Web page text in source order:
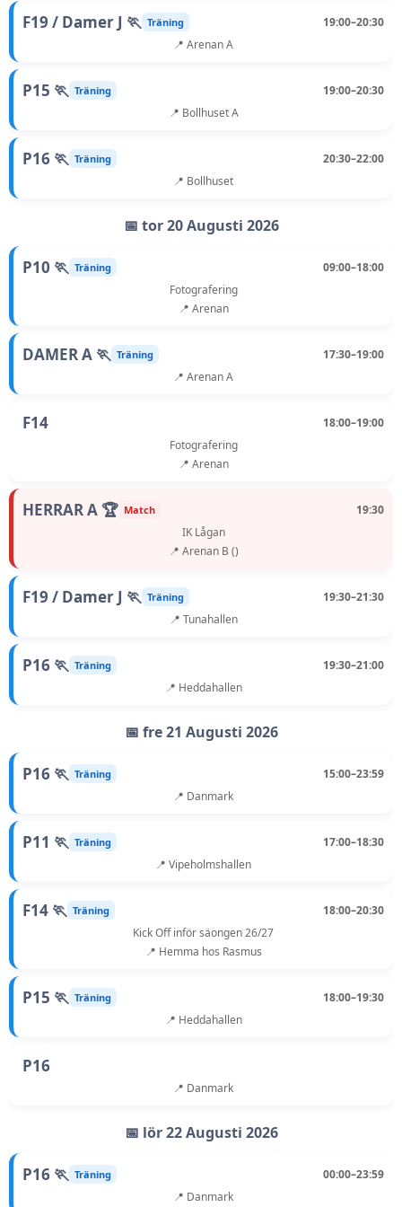
F19 / Damer J 🏃 Träning
19:00–20:30
📍 Arenan A
P15 🏃 Träning
19:00–20:30
📍 Bollhuset A
P16 🏃 Träning
20:30–22:00
📍 Bollhuset
📅 tor 20 Augusti 2026
P10 🏃 Träning
09:00–18:00
Fotografering
📍 Arenan
DAMER A 🏃 Träning
17:30–19:00
📍 Arenan A
F14
18:00–19:00
Fotografering
📍 Arenan
HERRAR A 🏆 Match
19:30
IK Lågan
📍 Arenan B ()
F19 / Damer J 🏃 Träning
19:30–21:30
📍 Tunahallen
P16 🏃 Träning
19:30–21:00
📍 Heddahallen
📅 fre 21 Augusti 2026
P16 🏃 Träning
15:00–23:59
📍 Danmark
P11 🏃 Träning
17:00–18:30
📍 Vipeholmshallen
F14 🏃 Träning
18:00–20:30
Kick Off inför säongen 26/27
📍 Hemma hos Rasmus
P15 🏃 Träning
18:00–19:30
📍 Heddahallen
P16
📍 Danmark
📅 lör 22 Augusti 2026
P16 🏃 Träning
00:00–23:59
📍 Danmark